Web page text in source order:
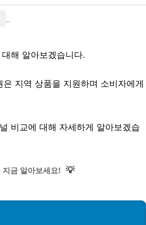
해 알아보겠습니다.
지역 상품을 지원하며 소비자에게
비교에 대해 자세하게 알아보겠습
지금 알아보세요! 💡